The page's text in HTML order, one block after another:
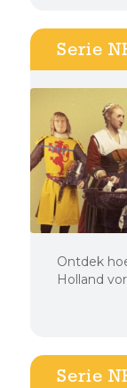
Serie
Ontdek
Holland
Serie